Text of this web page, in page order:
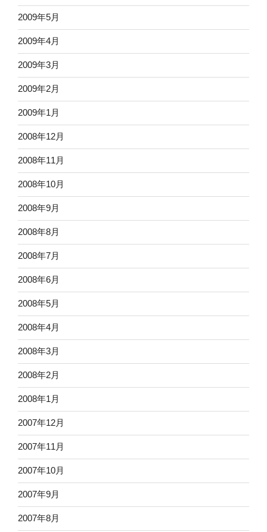
2009年5月
2009年4月
2009年3月
2009年2月
2009年1月
2008年12月
2008年11月
2008年10月
2008年9月
2008年8月
2008年7月
2008年6月
2008年5月
2008年4月
2008年3月
2008年2月
2008年1月
2007年12月
2007年11月
2007年10月
2007年9月
2007年8月